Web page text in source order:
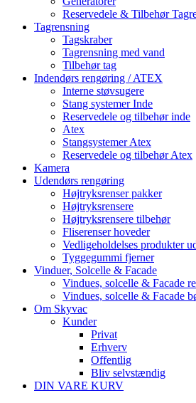
Reservedele & Tilbehør
Tagrensning
Tagskraber
Tagrensning med vand
Tilbehør tag
Indendørs rengøring / ATEX
Interne støvsugere
Stang systemer Inde
Reservedele og tilbehør inde
Atex
Stangsystemer Atex
Reservedele og tilbehør Atex
Kamera
Udendørs rengøring
Højtryksrenser pakker
Højtryksrensere
Højtryksrensere tilbehør
Fliserenser hoveder
Vedligeholdelses produkter
Tyggegummi fjerner
Vinduer, Solcelle & Facade
Vindues, solcelle & Facade
Vindues, solcelle & Facade
Om Skyvac
Kunder
Privat
Erhverv
Offentlig
Bliv selvstændig
DIN VARE KURV